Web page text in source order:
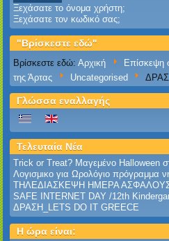
Ξεχάσατε το όνομα χρήστη;
Ξεχάσατε τον κωδικό σας;
"Βρίσκεστε εδώ"
Βρίσκεστε εδώ:Αρχική
Επίσκεψη
της Άρτας
Uncategorised
Γλώσσα εναλλαγής
Τελευταία Νέα
Trick or Treat? Μαγεμένο Halloween
Λογισμικο για Ωρολόγιο πρόγραμμα
ΤΗΛΕΔΙΑΣΚΕΨΗ ΗΜΕΡΑ ΑΣΦΑΛΟΥΣ
SAFE INTERNET DAY /12th
ΔΡΑΣΗ_LETS DO IT GREECE
Η ώρα είναι: